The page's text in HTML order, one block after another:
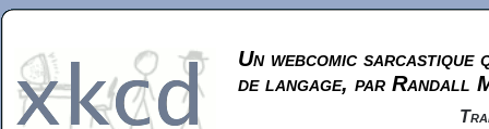
Un webcomic sarcastique
de langage, par Randall